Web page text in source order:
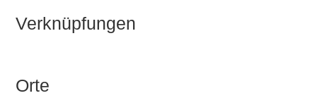
Verknüpfungen
Orte